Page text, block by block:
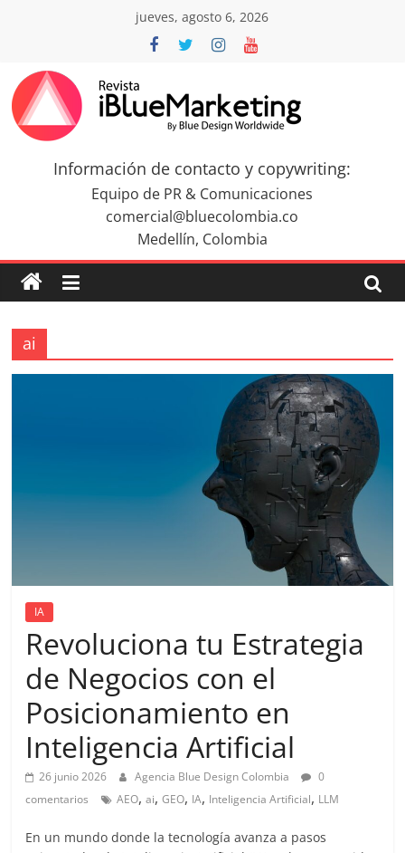
jueves, agosto 6, 2026
Revista
iBlue
Marketing
Colombia
|
Revistas
Marketing
en
Colombia
|
Revistas
de
Publicidad
en
Información de contacto y copywriting:
Equipo de PR & Comunicaciones
comercial@bluecolombia.co
Medellín, Colombia
ai
IA
Revoluciona tu Estrategia
de Negocios con el
Posicionamiento en
Inteligencia Artificial
26 junio 2026 Agencia Blue Design Colombia
0
comentarios
AEO,ai,GEO, IA, Inteligencia Artificial, LLM
En un mundo donde la tecnología avanza a pasos